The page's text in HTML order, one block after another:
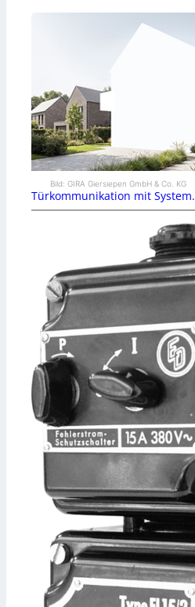
Bild: GIRA Giersiepen GmbH & Co. KG
Türkommunikation mit System.